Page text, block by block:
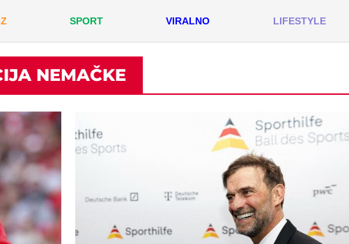
SPORT VIRALNO LIFESTYLE
NEMAČKE